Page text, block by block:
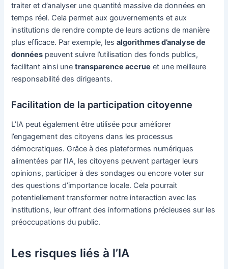
traiter et d’analyser une quantité massive de données en
temps réel. Cela permet aux gouvernements et aux
institutions de rendre compte de leurs actions de manière
plus efficace. Par exemple, lesalgorithmes d’analyse de
données peuvent suivre l’utilisation des fonds publics,
facilitant ainsi unetransparence accrue et une meilleure
responsabilité des dirigeants.
Facilitation de la participation citoyenne
L’IA peut également être utilisée pour améliorer
l’engagement des citoyens dans les processus
démocratiques. Grâce à des plateformes numériques
alimentées par l’IA, les citoyens peuvent partager leurs
opinions, participer à des sondages ou encore voter sur
des questions d’importance locale. Cela pourrait
potentiellement transformer notre interaction avec les
institutions, leur offrant des informations précieuses sur les
préoccupations du public.
Les risques liés à l’IA